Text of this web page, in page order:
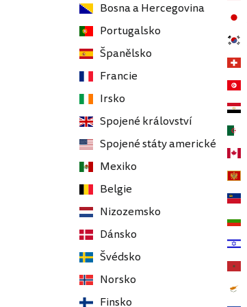
Bosna a Hercegovina
Portugalsko
Španělsko
Francie
Irsko
Spojené království
Spojené státy americké
Mexiko
Belgie
Nizozemsko
Dánsko
Švédsko
Norsko
Finsko